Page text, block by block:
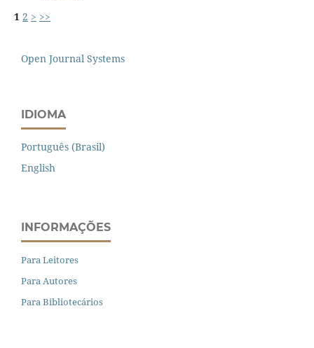
1 2 > >>
Open Journal Systems
IDIOMA
Português (Brasil)
English
INFORMAÇÕES
Para Leitores
Para Autores
Para Bibliotecários